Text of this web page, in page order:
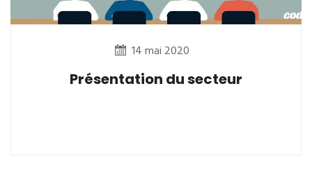
14 mai 2020
Présentation du secteur